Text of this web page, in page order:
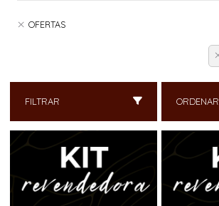
OFERTAS
FILTRAR ORDENAR